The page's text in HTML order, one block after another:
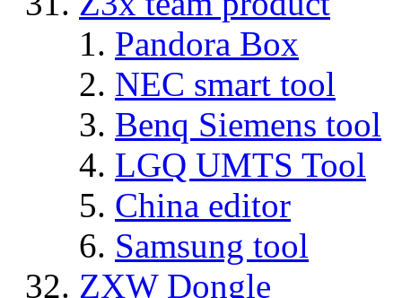
Pandora Box
NEC smart tool
Benq Siemens tool
LGQ UMTS Tool
China editor
Samsung tool
ZXW Dongle